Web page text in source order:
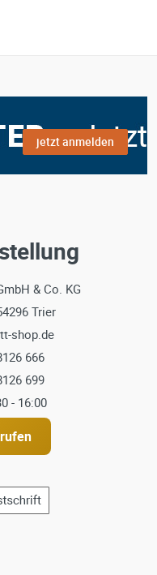
jetzt anmelden
& Co. KG
Trier
shop.de
666
699
- 16:00